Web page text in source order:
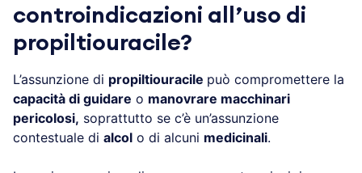
controindicazioni all’uso di
propiltiouracile?
L’assunzione di propiltiouracile può compromettere la
capacità di guidare o manovrare macchinari
pericolosi, soprattutto se c’è un’assunzione
contestuale di alcol o di alcuni medicinali.